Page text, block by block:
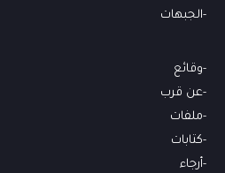
الجبهات
وقائع
عن قرب
ملفات
كتابات
أرجاء